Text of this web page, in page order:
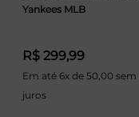
Yankees MLB
R$ 299,99
Em até 6x de 50,00 sem
juros